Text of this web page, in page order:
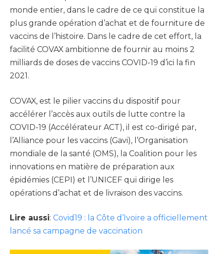
monde entier, dans le cadre de ce qui constitue la
plus grande opération d’achat et de fourniture de
vaccins de l’histoire. Dans le cadre de cet effort, la
facilité COVAX ambitionne de fournir au moins 2
milliards de doses de vaccins COVID-19 d’ici la fin
2021.
COVAX, est le pilier vaccins du dispositif pour
accélérer l’accès aux outils de lutte contre la
COVID-19 (Accélérateur ACT), il est co-dirigé par,
l’Alliance pour les vaccins (Gavi), l’Organisation
mondiale de la santé (OMS), la Coalition pour les
innovations en matière de préparation aux
épidémies (CEPI) et l’UNICEF qui dirige les
opérations d’achat et de livraison des vaccins.
Lire aussi: Covid19 : la Côte d’Ivoire a officiellement
lancé sa campagne de vaccination